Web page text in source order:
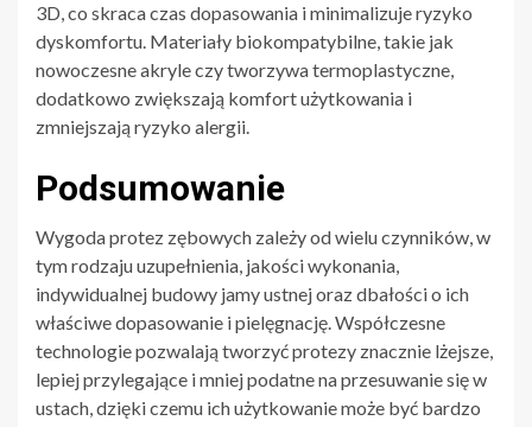
3D, co skraca czas dopasowania i minimalizuje ryzyko
dyskomfortu. Materiały biokompatybilne, takie jak
nowoczesne akryle czy tworzywa termoplastyczne,
dodatkowo zwiększają komfort użytkowania i
zmniejszają ryzyko alergii.
Podsumowanie
Wygoda protez zębowych zależy od wielu czynników, w
tym rodzaju uzupełnienia, jakości wykonania,
indywidualnej budowy jamy ustnej oraz dbałości o ich
właściwe dopasowanie i pielęgnację. Współczesne
technologie pozwalają tworzyć protezy znacznie lżejsze,
lepiej przylegające i mniej podatne na przesuwanie się w
ustach, dzięki czemu ich użytkowanie może być bardzo